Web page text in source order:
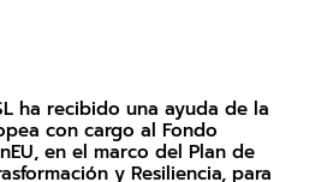
ha recibido una ayuda de la
con cargo al Fondo
en el marco del Plan de
y Resiliencia, para